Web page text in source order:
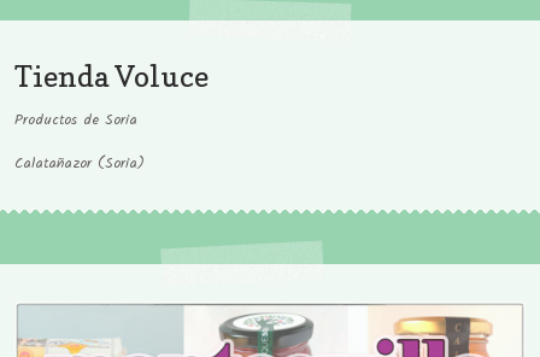
Tienda Voluce
Productos de Soria
Calatañazor (Soria)